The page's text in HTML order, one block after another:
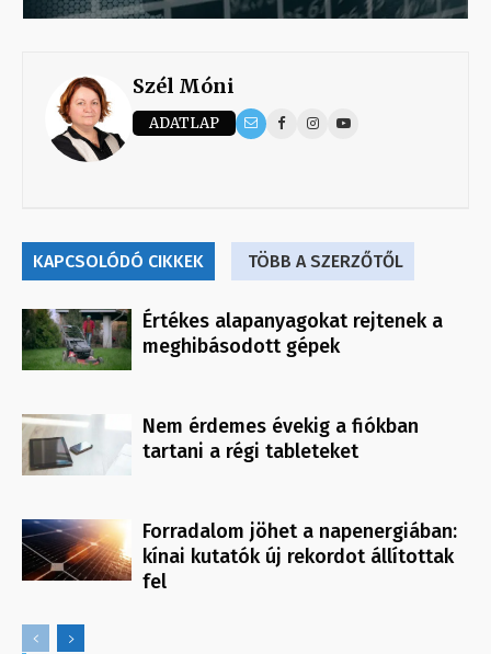
Szél Móni
ADATLAP
KAPCSOLÓDÓ CIKKEK TÖBB A SZERZŐTŐL
Értékes alapanyagokat rejtenek a
meghibásodott gépek
Nem érdemes évekig a fiókban
tartani a régi tableteket
Forradalom jöhet a napenergiában:
kínai kutatók új rekordot állítottak
fel